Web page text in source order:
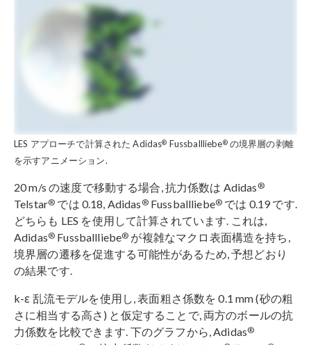
LES アプローチで計算された Adidas® Fussballliebe®の境界層の剥離
を示すアニメーション.
20 m/s の速度で移動する場合, 抗力係数は Adidas ®
Telstar® では 0.18, Adidas ®Fussballliebe® では 0.19 です.
どちらも LES を使用して計算されています. これは,
Adidas® Fussballliebe® が複雑なマクロ表面構造を持ち,
境界層の遷移を促進する可能性があるため, 予想どおり
の結果です.
k-ε 乱流モデルを使用し, 表面粗さ係数を 0.1 mm (砂の粗
さに相当する高さ) と仮定することで, 両方のボールの抗
力係数を比較できます. 下のグラフから, Adidas®